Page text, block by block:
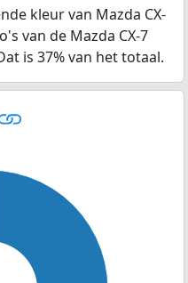
kleur van Mazda CX-
van de Mazda CX-7
is 37% van het totaal.